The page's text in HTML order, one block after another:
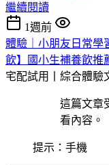
繼續閱讀
1週前
體驗｜小朋友日常學
飲】國小生補養飲推
宅配試用丨綜合體驗
這篇文章
看內容。
提示：手機